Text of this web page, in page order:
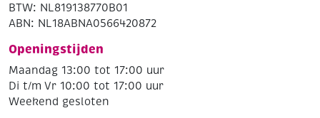
BTW: NL819138770B01
ABN: NL18ABNA0566420872
Openingstijden
Maandag 13:00 tot 17:00 uur
Di t/m Vr 10:00 tot 17:00 uur
Weekend gesloten